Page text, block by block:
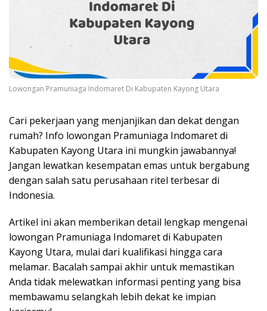
Lowongan Pramuniaga Indomaret Di Kabupaten Kayong Utara
Cari pekerjaan yang menjanjikan dan dekat dengan
rumah? Info lowongan Pramuniaga Indomaret di
Kabupaten Kayong Utara ini mungkin jawabannya!
Jangan lewatkan kesempatan emas untuk bergabung
dengan salah satu perusahaan ritel terbesar di
Indonesia.
Artikel ini akan memberikan detail lengkap mengenai
lowongan Pramuniaga Indomaret di Kabupaten
Kayong Utara, mulai dari kualifikasi hingga cara
melamar. Bacalah sampai akhir untuk memastikan
Anda tidak melewatkan informasi penting yang bisa
membawamu selangkah lebih dekat ke impian